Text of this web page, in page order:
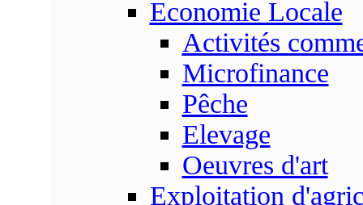
Economie Locale
Activités
Microfinance
Pêche
Elevage
Oeuvres d'art
Exploitation